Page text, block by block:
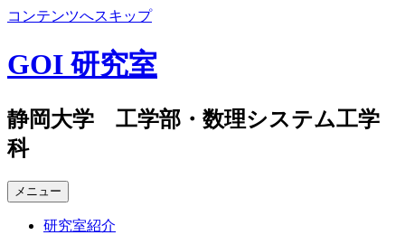
コンテンツへスキップ
GOI 研究室
静岡大学 工学部・数理システム工学
科
メニュー
研究室紹介